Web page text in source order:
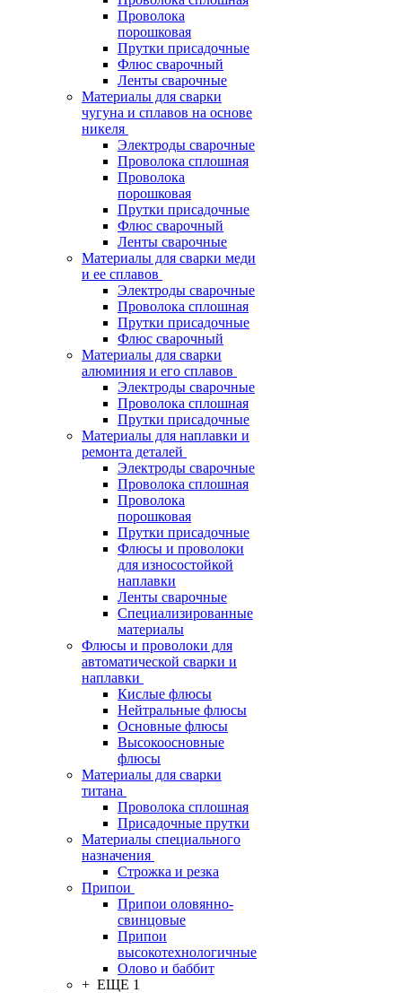
Проволока
порошковая
Прутки присадочные
Флюс сварочный
Ленты сварочные
Материалы для сварки
чугуна и сплавов на основе
никеля
Электроды сварочные
Проволока сплошная
Проволока
порошковая
Прутки присадочные
Флюс сварочный
Ленты сварочные
Материалы для сварки меди
и ее сплавов
Электроды сварочные
Проволока сплошная
Прутки присадочные
Флюс сварочный
Материалы для сварки
алюминия и его сплавов
Электроды сварочные
Проволока сплошная
Прутки присадочные
Материалы для наплавки и
ремонта деталей
Электроды сварочные
Проволока сплошная
Проволока
порошковая
Прутки присадочные
Флюсы и проволоки
для износостойкой
наплавки
Ленты сварочные
Специализированные
материалы
Флюсы и проволоки для
автоматической сварки и
наплавки
Кислые флюсы
Нейтральные флюсы
Основные флюсы
Высокоосновные
флюсы
Материалы для сварки
титана
Проволока сплошная
Присадочные прутки
Материалы специального
назначения
Строжка и резка
Припои
Припои оловянно-
свинцовые
Припои
высокотехнологичные
Олово и баббит
+ ЕЩЕ 1